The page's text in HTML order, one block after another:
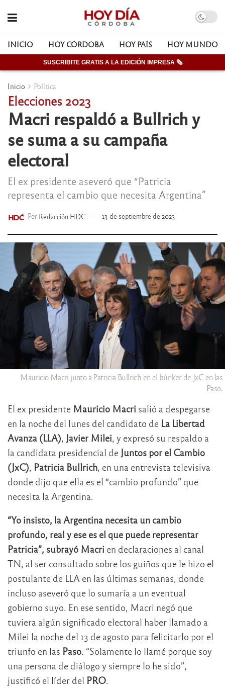
INICIO HOY CÓRDOBA HOY PAÍS HOY MUNDO
SUSCRIBITE GRATIS A LA EDICIÓN IMPRESA 🗞
Inicio Política
Elecciones 2023
Macri respaldó a Bullrich y
se suma a su campaña
electoral
El ex presidente aseveró que “Patricia
representa el cambio que necesita Argentina”
Por Redacción HDC 13 de septiembre de 2023
Mauricio Macri junto a Patricia Bullrich en el búnker de JxC en las
Paso.
El ex presidente Mauricio Macri salió a despegarse
en la noche del lunes del candidato de La Libertad
Avanza (LLA), Javier Milei, y expresó su respaldo a
la candidata presidencial de Juntos por el Cambio
(JxC), Patricia Bullrich, en una entrevista televisiva
donde dijo que ella es el “cambio profundo” que
necesita la Argentina.
“Yo insisto, la Argentina necesita un cambio
profundo, real y ese es el que puede representar
Patricia”, subrayó Macri en declaraciones al canal
TN, al ser consultado sobre los guiños que le hizo el
postulante de LLA en las últimas semanas, donde
incluso aseveró que lo sumaría a un eventual
gobierno suyo. En ese sentido, Macri negó que
tuviera algún significado electoral haber llamado a
Milei la noche del 13 de agosto para felicitarlo por el
triunfo en las Paso. “Solamente lo llamé porque soy
una persona de diálogo y siempre lo he sido”,
justificó el líder del PRO.